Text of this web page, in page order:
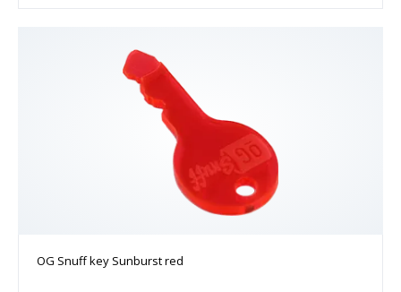
OG Snuff key Sunburst red